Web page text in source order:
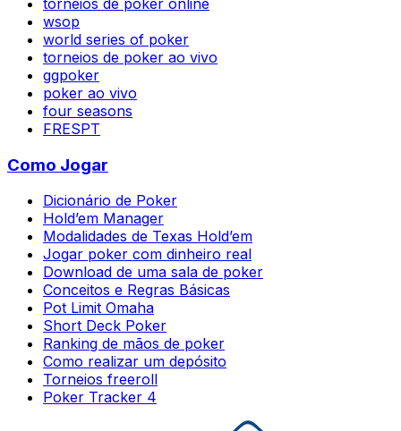
wsop
world series of poker
torneios de poker ao vivo
ggpoker
poker ao vivo
four seasons
FRESPT
Como Jogar
Dicionário de Poker
Hold’em Manager
Modalidades de Texas Hold’em
Jogar poker com dinheiro real
Download de uma sala de poker
Conceitos e Regras Básicas
Pot Limit Omaha
Short Deck Poker
Ranking de mãos de poker
Como realizar um depósito
Torneios freeroll
Poker Tracker 4